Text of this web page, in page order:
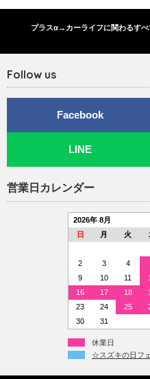
プラスα→カーライフに関わるすべ
Follow us
Facebook
LINE
営業日カレンダー
2026年 8月
日
月 火
2
3 4
9
10 11
16
17 18
23
24 25
30
31
休業日
☆スズキの日フ